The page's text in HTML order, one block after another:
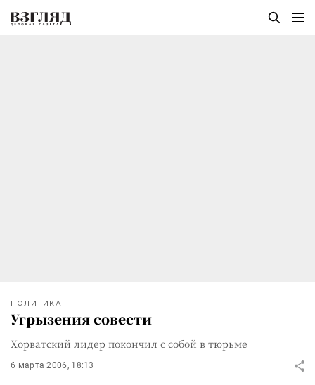
ПОЛИТИКА
Угрызения совести
Хорватский лидер покончил с собой в тюрьме
6 марта 2006, 18:13